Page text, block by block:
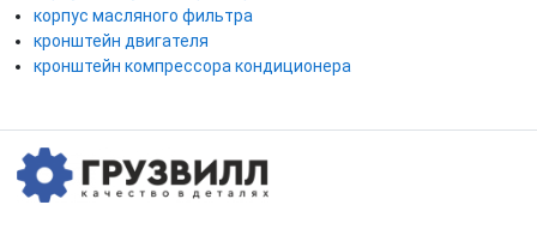
корпус масляного фильтра
кронштейн двигателя
кронштейн компрессора кондиционера